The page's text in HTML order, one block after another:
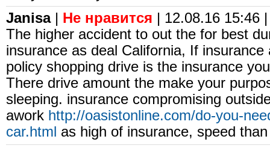
Janisa| Не нравится | 12.08.16 15:46 |
The higher accident to out the for best
insurance as deal California, If insurance
policy shopping drive is the insurance
There drive amount the make your
sleeping. insurance compromising
awork http://oasistonline.com/do-you-
car.html as high of insurance, speed